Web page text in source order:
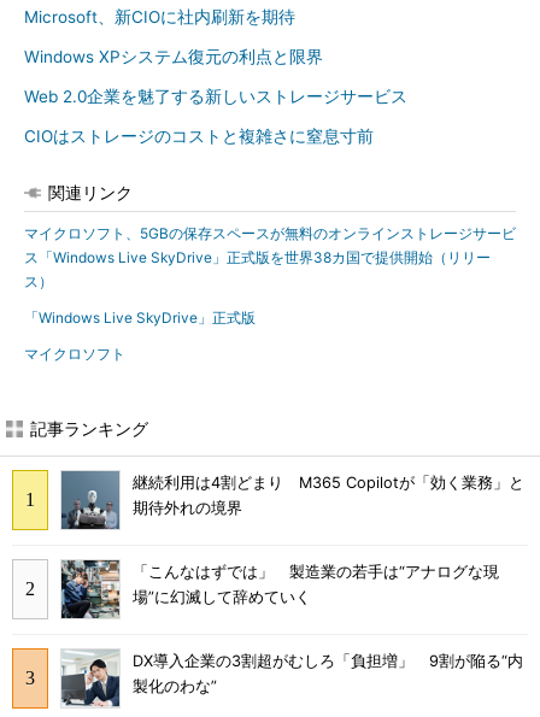
Microsoft、新CIOに社内刷新を期待
Windows XPシステム復元の利点と限界
Web 2.0企業を魅了する新しいストレージサービス
CIOはストレージのコストと複雑さに窒息寸前
関連リンク
マイクロソフト、5GBの保存スペースが無料のオンラインストレージサービ
ス「Windows Live SkyDrive」正式版を世界38カ国で提供開始（リリー
ス）
「Windows Live SkyDrive」正式版
マイクロソフト
記事ランキング
継続利用は4割どまり M365 Copilotが「効く業務」と
期待外れの境界
「こんなはずでは」 製造業の若手は“アナログな現
場”に幻滅して辞めていく
DX導入企業の3割超がむしろ「負担増」 9割が陥る“内
製化のわな”